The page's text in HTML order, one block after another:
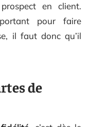
en client.
pour faire
il faut donc qu’il
de